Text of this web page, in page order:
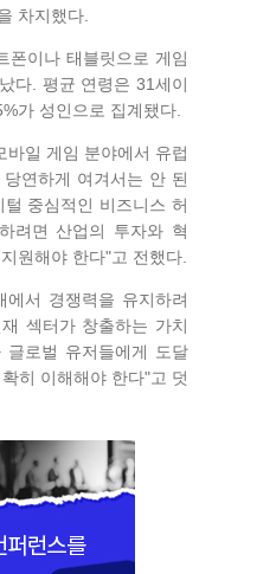
차지했다.
폰이나 태블릿으로 게임
다. 평균 연령은 31세이
가 성인으로 집계됐다.
바일 게임 분야에서 유럽
연하게 여겨서는 안 된
중심적인 비즈니스 허
려면 산업의 투자와 혁
원해야 한다"고 전했다.
에서 경쟁력을 유지하려
섹터가 창출하는 가치
글로벌 유저들에게 도달
히 이해해야 한다"고 덧